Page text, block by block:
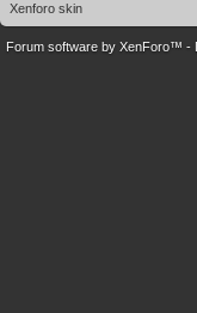
Xenforo skin
Forum software by XenForo™ -